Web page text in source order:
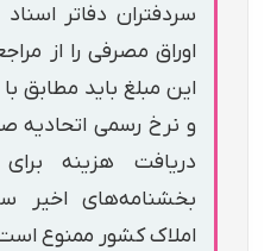
سردفتران دفاتر
اوراق مصرفی را از
این مبلغ باید مطابق
و نرخ رسمی اتحادیه
دریافت هزینه
بخشنامه‌های اخیر
املاک کشور ممنوع